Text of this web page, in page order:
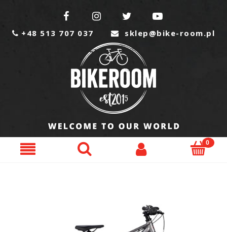
   
 +48 513 707 037  sklep@bike-room.pl